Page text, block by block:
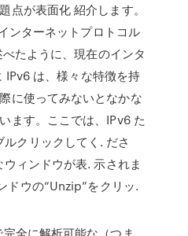
点が表面化 紹介します。
ンターネットプロトコル
たように、現在のインタ
IPv6 は、様々な特徴を持
に使ってみないとなかな
ます。ここでは、IPv6 た
クリックしてく. ださ
ィンドウが表. 示されま
ドウの“Unzip”をクリッ.
全に解析可能な（つま